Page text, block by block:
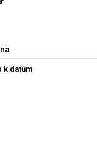
k datům